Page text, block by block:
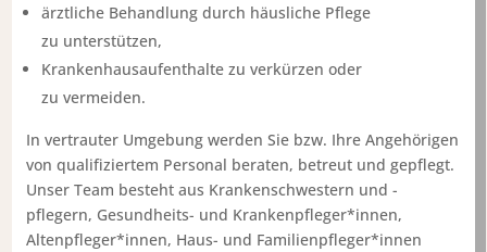
ärztliche Behandlung durch häusliche Pflege
zu unterstützen,
Krankenhausaufenthalte zu verkürzen oder
zu vermeiden.
In vertrauter Umgebung werden Sie bzw. Ihre Angehörigen
von qualifiziertem Personal beraten, betreut und gepflegt.
Unser Team besteht aus Krankenschwestern und -
pflegern, Gesundheits- und Krankenpfleger*innen,
Altenpfleger*innen, Haus- und Familienpfleger*innen